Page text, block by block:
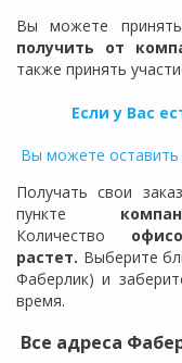
Вы можете
получить от
также принять
Если у Вас
Вы можете оставить
Получать свои
пункте
Количество
растет. Выберите
Фаберлик) и
время.
Все адреса